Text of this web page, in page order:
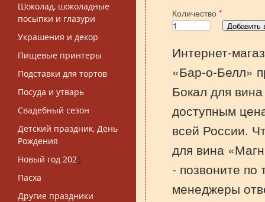
Шоколад, шоколадные
посыпки и глазури
Украшения и декор
Пищевые принтеры
Подставки для тортов
Посуда и утварь
Свадебный сезон
Детский праздник, День
Рождения
Новый год 2025
Пасха
Другие праздники
Количество *
Интернет-
«Бар-о-Белл»
Бокал для
доступным
всей России.
для вина
- позвоните
менеджеры